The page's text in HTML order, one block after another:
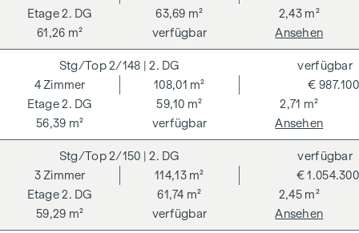
2. DG
63,69 m²
2,43 m²
61,26 m²
verfügbar Ansehen
2/148 | 2. DG
2. DG
4 Zimmer
108,01 m²
59,10 m²
2,71 m²
56,39 m²
€ 987.100
verfügbar
verfügbar
Ansehen
2/150 | 2. DG
2. DG
3 Zimmer
114,13 m²
61,74 m²
2,45 m²
59,29 m²
€ 1.054.300
verfügbar
verfügbar
Ansehen